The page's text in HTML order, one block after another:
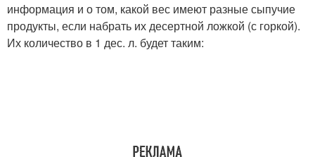
информация и о том, какой вес имеют разные сыпучие
продукты, если набрать их десертной ложкой (с горкой).
Их количество в 1 дес. л. будет таким: